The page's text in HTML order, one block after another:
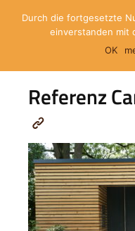
Referenz
Durch die fortgesetzte
einverstanden mit
OK